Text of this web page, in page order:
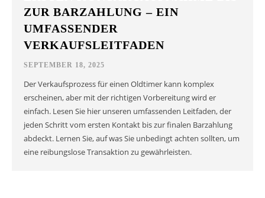
ZUR BARZAHLUNG – EIN
UMFASSENDER
VERKAUFSLEITFADEN
SEPTEMBER 18, 2025
Der Verkaufsprozess für einen Oldtimer kann komplex
erscheinen, aber mit der richtigen Vorbereitung wird er
einfach. Lesen Sie hier unseren umfassenden Leitfaden, der
jeden Schritt vom ersten Kontakt bis zur finalen Barzahlung
abdeckt. Lernen Sie, auf was Sie unbedingt achten sollten, um
eine reibungslose Transaktion zu gewährleisten.